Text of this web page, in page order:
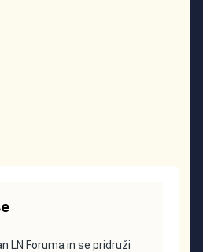
LN Foruma in se pridruži